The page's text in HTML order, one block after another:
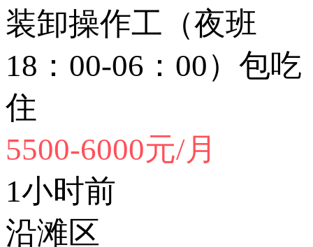
装卸操作工（夜班
18：00-06：00）包吃
住
5500-6000元/月
1小时前
沿滩区